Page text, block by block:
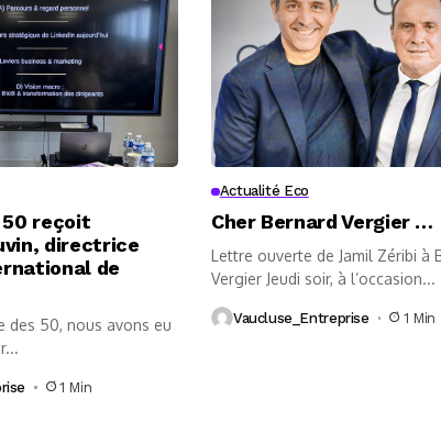
50 reçoit
directrice
de
des 50, nous avons eu
1 Min
Actualité Eco
Cher Bernard Vergier …
Lettre ouverte de Jamil Zéribi à
Vergier Jeudi soir, à l’occasion...
Vaucluse_Entreprise 1 Min